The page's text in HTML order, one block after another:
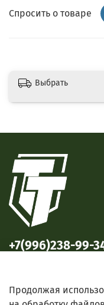
Спросить о товаре
Выбрать
+7(996)238-99-
Продолжая